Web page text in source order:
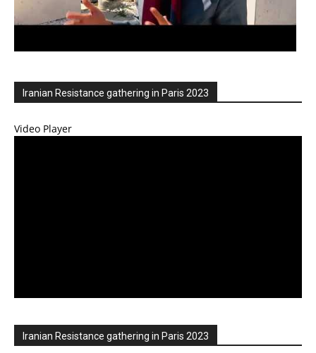
Iranian Resistance gathering in Paris 2023
Video Player
Iranian Resistance gathering in Paris 2023